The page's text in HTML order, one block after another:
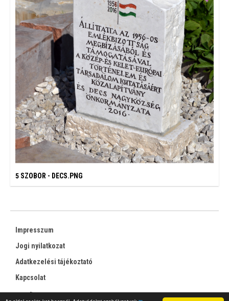
5 SZOBOR - DECS.PNG
Impresszum
Jogi nyilatkozat
Adatkezelési tájékoztató
Kapcsolat